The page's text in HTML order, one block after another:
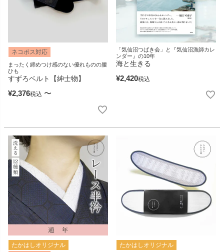
ネコポス対応
まったく締めつけ感のない優れものの腰
ひも
すずろベルト【紳士物】
¥2,376税込 〜
「気仙沼つばき会」と『気仙沼漁師カレ
ンダー』の10年
海と生きる
¥2,420税込
たかはしオリジナル
たかはしオリジナル